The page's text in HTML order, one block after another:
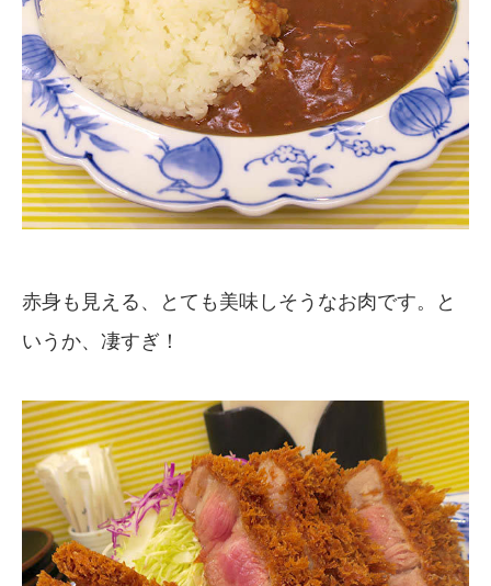
赤身も見える、とても美味しそうなお肉です。と
いうか、凄すぎ！